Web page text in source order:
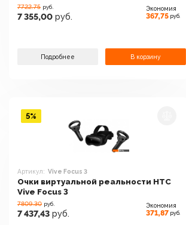
7722.75 руб.
7 355,00 руб.
Экономия
367,75 руб.
Подробнее В корзину
Артикул: Vive Focus 3
Очки виртуальной реальности HTC
Vive Focus 3
7809.30 руб.
7 437,43 руб.
Экономия
371,87 руб.
5%